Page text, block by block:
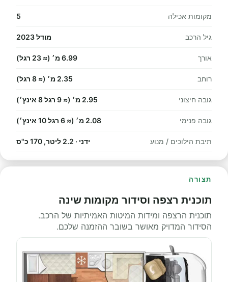
מקומות אכילה 5
גיל הרכב מודל 2023
אורך 6.99 מ׳ (≈ 23 רגל)
רוחב 2.35 מ׳ (≈ 8 רגל)
גובה חיצוני 2.95 מ׳ (≈ 9 רגל 8 אינץ׳)
גובה פנימי 2.08 מ׳ (≈ 6 רגל 10 אינץ׳)
תיבת הילוכים / מנוע ידני · 2.2 ליטר, 170 כ"ס
תצורה
תוכנית רצפה וסידור מקומות שינה
תוכנית הרצפה ומידות המיטות האמיתיות של הרכב.
הסידור המדויק מאושר בשובר ההזמנה שלכם.